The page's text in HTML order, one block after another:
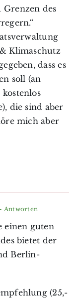
Grenzen des
Klimaschutz
dass es
soll (an
die sind aber
mich aber
- Antworten
einen guten
bietet der
Berlin-
(25,-